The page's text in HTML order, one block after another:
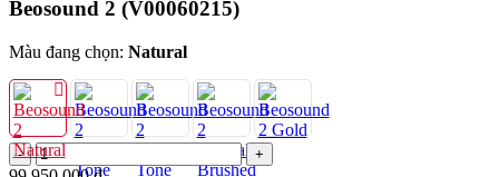
Beosound 2 (V00060215)
Màu đang chọn: Natural